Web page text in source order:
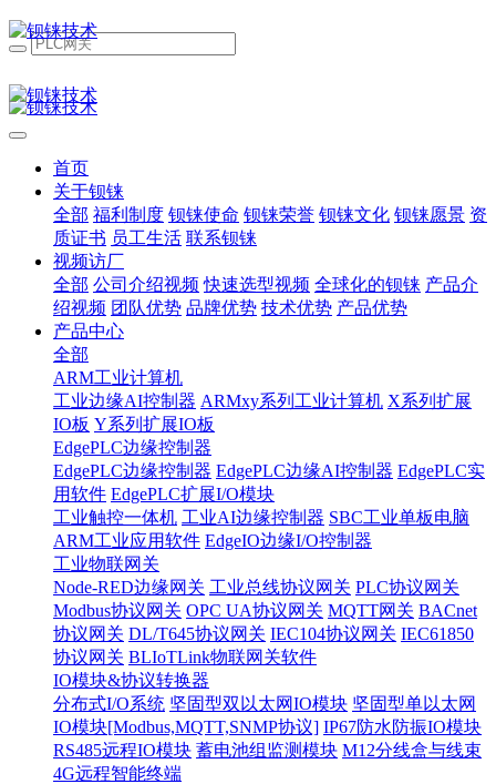
首页
关于钡铼
全部 福利制度 钡铼使命 钡铼荣誉 钡铼文化 钡铼愿景 资
质证书 员工生活 联系钡铼
视频访厂
全部 公司介绍视频 快速选型视频 全球化的钡铼 产品介
绍视频 团队优势 品牌优势 技术优势 产品优势
产品中心
全部
ARM工业计算机
工业边缘AI控制器 ARMxy系列工业计算机 X系列扩展
IO板 Y系列扩展IO板
EdgePLC边缘控制器
EdgePLC边缘控制器 EdgePLC边缘AI控制器 EdgePLC实
用软件 EdgePLC扩展I/O模块
工业触控一体机 工业AI边缘控制器 SBC工业单板电脑
ARM工业应用软件 EdgeIO边缘I/O控制器
工业物联网关
Node-RED边缘网关 工业总线协议网关 PLC协议网关
Modbus协议网关 OPC UA协议网关 MQTT网关 BACnet
协议网关 DL/T645协议网关 IEC104协议网关 IEC61850
协议网关 BLIoTLink物联网关软件
IO模块&协议转换器
分布式I/O系统 坚固型双以太网IO模块 坚固型单以太网
IO模块[Modbus,MQTT,SNMP协议] IP67防水防振IO模块
RS485远程IO模块 蓄电池组监测模块 M12分线盒与线束
4G远程智能终端